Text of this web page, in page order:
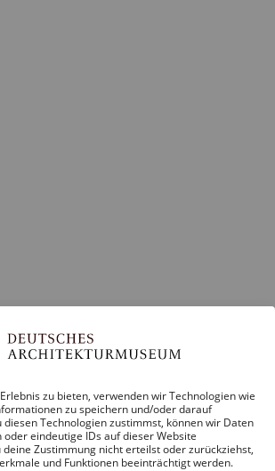
zu bieten, verwenden wir Technologien wie
zu speichern und/oder darauf
diesen Technologien zustimmst, können wir Daten
eindeutige IDs auf dieser Website
Zustimmung nicht erteilst oder zurückziehst,
und Funktionen beeinträchtigt werden.